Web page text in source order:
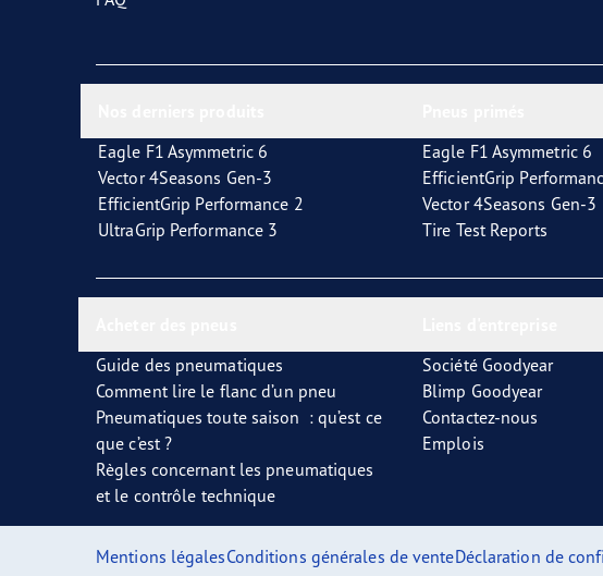
Eagle F1 Asymmetric 6
Vector 4Seasons Gen-3
EfficientGrip Performance 2
UltraGrip Performance 3
Eagle F1 Asymmetric 6
EfficientGrip
Vector 4Seasons Gen-3
Tire Test Reports
Guide des pneumatiques
Comment lire le flanc d’un pneu
Pneumatiques toute saison : qu’est ce
que c’est ?
Règles concernant les pneumatiques
et le contrôle technique
Société Goodyear
Blimp Goodyear
Contactez-nous
Emplois
Mentions légalesConditions générales de venteDéclaration de